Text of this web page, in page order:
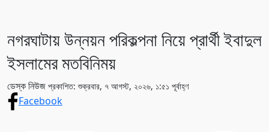
নগরঘাটায় উন্নয়ন পরিকল্পনা নিয়ে প্রার্থী ইবাদুল
ইসলামের মতবিনিময়
ডেস্ক নিউজ প্রকাশিত: শুক্রবার, ৭ আগস্ট, ২০২৬, ১:৫১ পূর্বাহ্ণ
Facebook